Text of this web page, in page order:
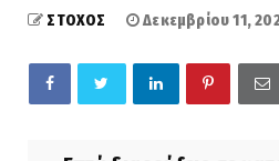
ΣΤΟΧΟΣ Δεκεμβρίου 11,